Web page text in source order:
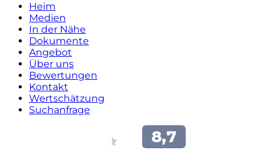
Heim
Medien
In der Nähe
Dokumente
Angebot
Über uns
Bewertungen
Kontakt
Wertschätzung
Suchanfrage